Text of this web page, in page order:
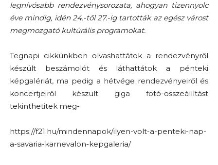
legnívósabb rendezvénysorozata, ahogyan tizennyolc
éve mindig, idén 24.-től 27.-ig tartották az egész várost
megmozgató kultúrális programokat.
Tegnapi cikkünkben olvashattátok a rendezvényről
készült beszámolót és láthattátok a pénteki
képgalériát, ma pedig a hétvége rendezvényeiről és
koncertjeiről készült giga fotó-összeállítást
tekinthetitek meg-
https://f21.hu/mindennapok/ilyen-volt-a-penteki-nap-
a-savaria-karnevalon-kepgaleria/